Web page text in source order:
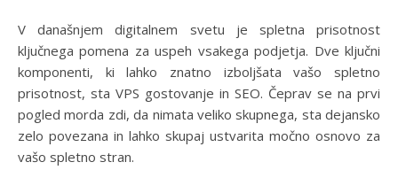
V današnjem digitalnem svetu je spletna prisotnost
ključnega pomena za uspeh vsakega podjetja. Dve ključni
komponenti, ki lahko znatno izboljšata vašo spletno
prisotnost, sta VPS gostovanje in SEO. Čeprav se na prvi
pogled morda zdi, da nimata veliko skupnega, sta dejansko
zelo povezana in lahko skupaj ustvarita močno osnovo za
vašo spletno stran.